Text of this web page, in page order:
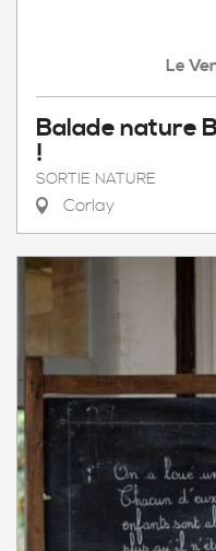
Le
Balade nature
!
SORTIE NATURE
Corlay